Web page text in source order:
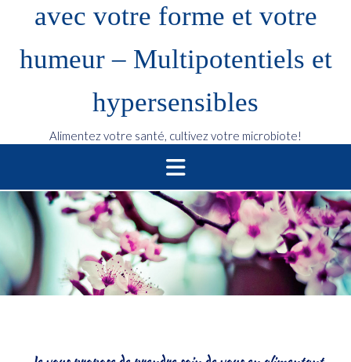
avec votre forme et votre
humeur – Multipotentiels et
hypersensibles
Alimentez votre santé, cultivez votre microbiote!